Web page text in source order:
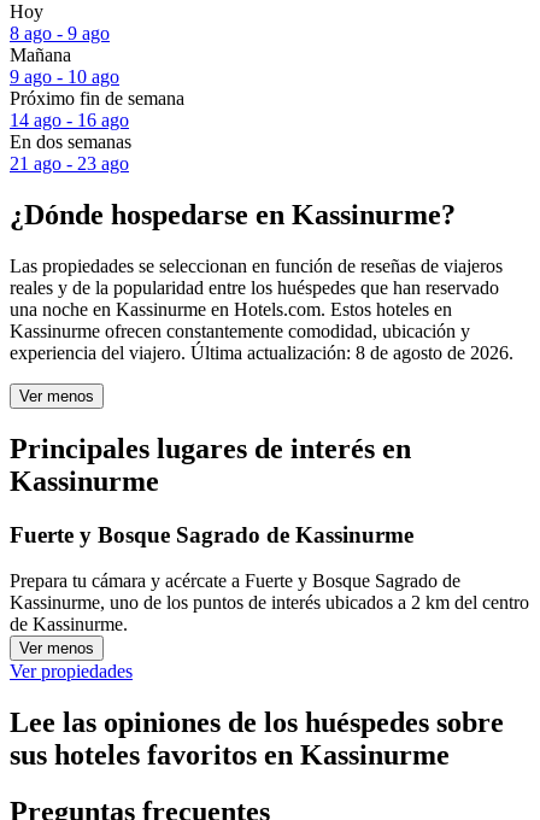
Hoy
8 ago - 9 ago
Mañana
9 ago - 10 ago
Próximo fin de semana
14 ago - 16 ago
En dos semanas
21 ago - 23 ago
¿Dónde hospedarse en Kassinurme?
Las propiedades se seleccionan en función de reseñas de viajeros
reales y de la popularidad entre los huéspedes que han reservado
una noche en Kassinurme en Hotels.com. Estos hoteles en
Kassinurme ofrecen constantemente comodidad, ubicación y
experiencia del viajero. Última actualización: 8 de agosto de 2026.
Ver menos
Principales lugares de interés en
Kassinurme
Fuerte y Bosque Sagrado de Kassinurme
Prepara tu cámara y acércate a Fuerte y Bosque Sagrado de
Kassinurme, uno de los puntos de interés ubicados a 2 km del centro
de Kassinurme.
Ver menos
Ver propiedades
Lee las opiniones de los huéspedes sobre
sus hoteles favoritos en Kassinurme
Preguntas frecuentes